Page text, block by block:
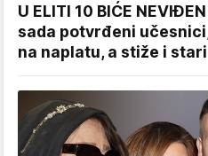
U ELITI 10 BIĆE
sada potvrđeni
na naplatu, a stiže i